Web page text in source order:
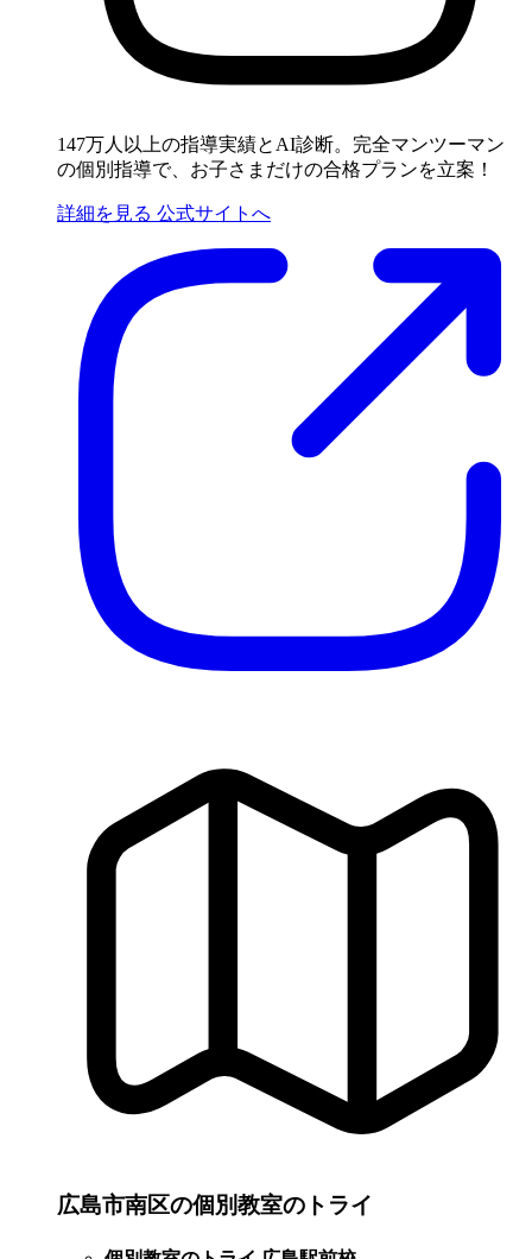
147万人以上の指導実績とAI診断。完全マンツーマン
の個別指導で、お子さまだけの合格プランを立案！
詳細を見る 公式サイトへ
広島市南区の個別教室のトライ